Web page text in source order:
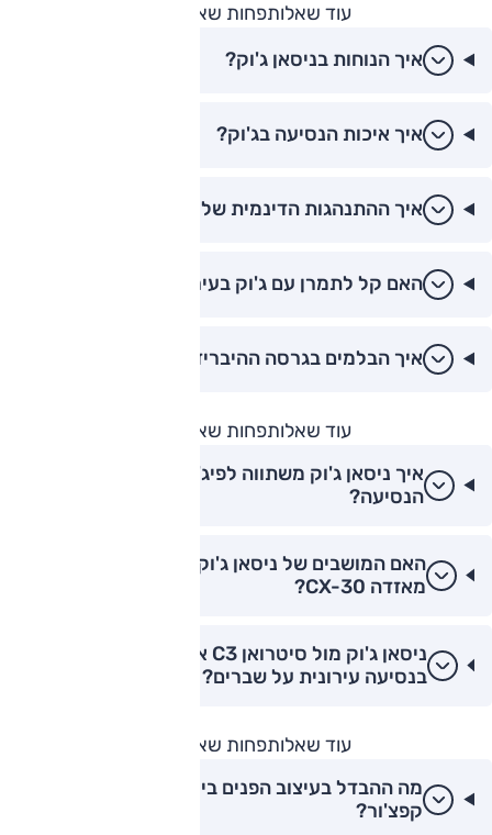
עוד שאלותפחות שאלות
איך הנוחות בניסאן ג'וק?
איך איכות הנסיעה בג'וק?
איך ההתנהגות הדינמית של ג'וק?
האם קל לתמרן עם ג'וק בעיר?
איך הבלמים בגרסה ההיברידית?
עוד שאלותפחות שאלות
הנסיעה?
האם המושבים של ניסאן ג'וק נוחים יותר מאלו של
מאזדה CX-30?
ניסאן ג'וק מול סיטרואן C3 אירקרוס: מי נוחה יותר
בנסיעה עירונית על שברים?
עוד שאלותפחות שאלות
מה ההבדל בעיצוב הפנים בין ניסאן ג'וק לרנו
קפצ'ור?